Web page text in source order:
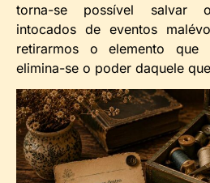
torna-se possível salvar
intocados de eventos
retirarmos o elemento que
elimina-se o poder daquele